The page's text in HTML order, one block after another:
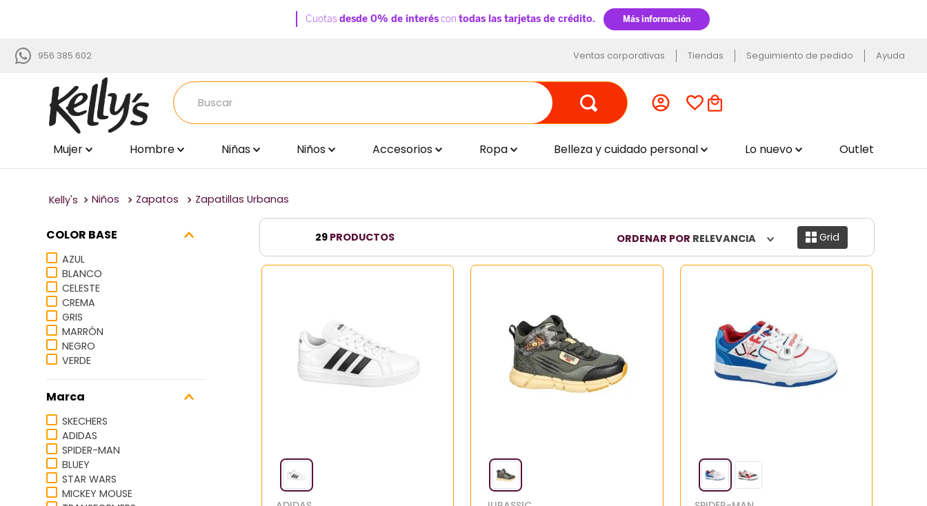
956 385 602 Ventas corporativas Tiendas Seguimiento de pedido Ayuda
Buscar
Mujer Hombre Niñas Niños Accesorios Ropa Belleza y cuidado personal Lo nuevo Outlet
Niños Zapatos Zapatillas Urbanas
COLOR BASE
AZUL
BLANCO
CELESTE
CREMA
GRIS
MARRÓN
NEGRO
VERDE
Marca
SKECHERS
ADIDAS
SPIDER-MAN
BLUEY
STAR WARS
MICKEY MOUSE
29 PRODUCTOS ORDENAR POR RELEVANCIA Grid
TÉRMINOS MÁS BUSCADOS
1.
zapatillas
via uno
.